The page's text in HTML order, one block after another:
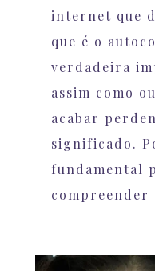
internet que
que é o
verdadeira
assim como
acabar
significado.
fundamental
compreender